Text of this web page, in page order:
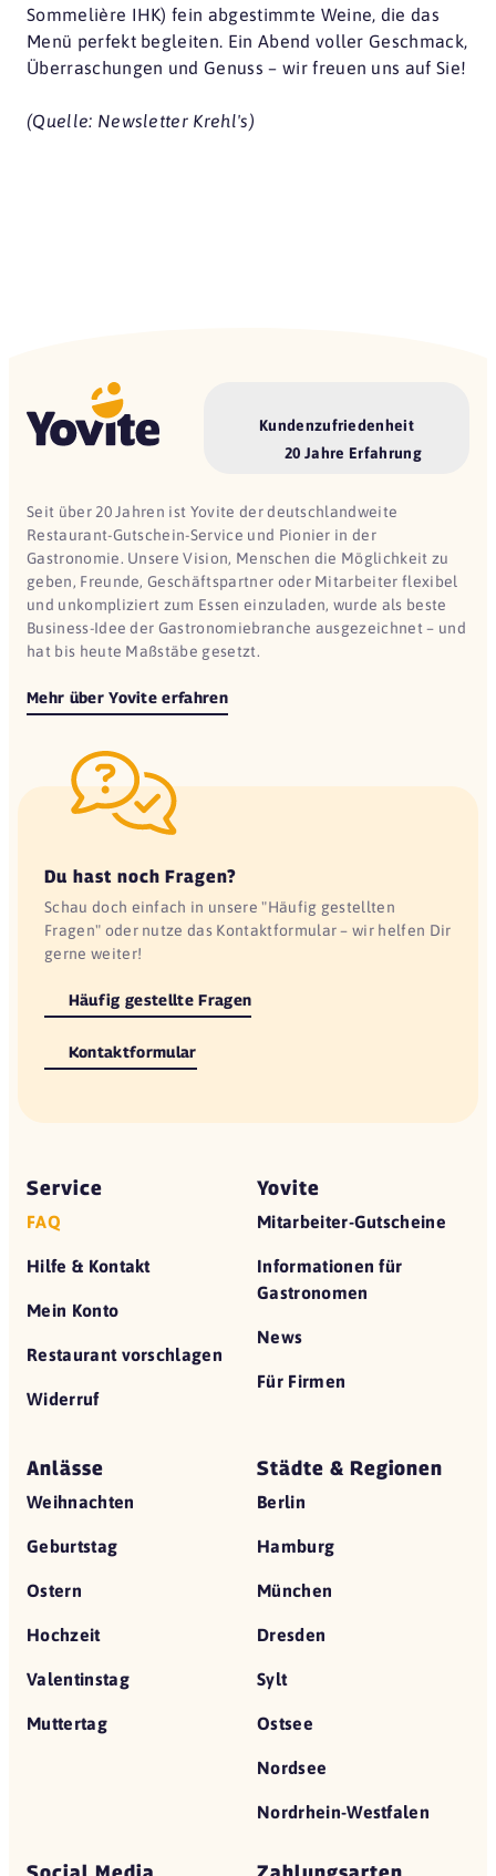
Sommelière IHK) fein abgestimmte Weine, die das
Menü perfekt begleiten. Ein Abend voller Geschmack,
Überraschungen und Genuss – wir freuen uns auf Sie!
(Quelle: Newsletter Krehl's)
Kundenzufriedenheit
20 Jahre Erfahrung
Seit über 20 Jahren ist Yovite der deutschlandweite
Restaurant-Gutschein-Service und Pionier in der
Gastronomie. Unsere Vision, Menschen die Möglichkeit zu
geben, Freunde, Geschäftspartner oder Mitarbeiter flexibel
und unkompliziert zum Essen einzuladen, wurde als beste
Business-Idee der Gastronomiebranche ausgezeichnet – und
hat bis heute Maßstäbe gesetzt.
Mehr über Yovite erfahren
Du hast noch Fragen?
Schau doch einfach in unsere "Häufig gestellten
Fragen" oder nutze das Kontaktformular – wir helfen Dir
gerne weiter!
Häufig gestellte Fragen
Kontaktformular
Service
FAQ
Hilfe & Kontakt
Mein Konto
Restaurant vorschlagen
Widerruf
Yovite
Mitarbeiter-Gutscheine
Informationen für
Gastronomen
News
Für Firmen
Anlässe
Weihnachten
Geburtstag
Ostern
Hochzeit
Valentinstag
Muttertag
Städte & Regionen
Berlin
Hamburg
München
Dresden
Sylt
Ostsee
Nordsee
Nordrhein-Westfalen